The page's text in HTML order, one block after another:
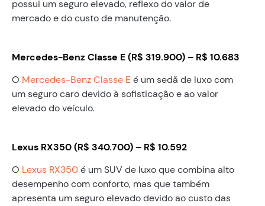
possui um seguro elevado, reflexo do valor de
mercado e do custo de manutenção.
Mercedes-Benz Classe E (R$ 319.900) – R$ 10.683
O Mercedes-Benz Classe E é um sedã de luxo com
um seguro caro devido à sofisticação e ao valor
elevado do veículo.
Lexus RX350 (R$ 340.700) – R$ 10.592
O Lexus RX350é um SUV de luxo que combina alto
desempenho com conforto, mas que também
apresenta um seguro elevado devido ao custo das